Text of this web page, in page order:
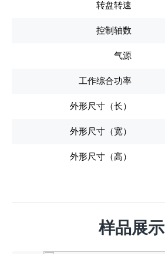
转盘转速
控制轴数
气源
工作综合功率
外形尺寸（长）
外形尺寸（宽）
外形尺寸（高）
样品展示